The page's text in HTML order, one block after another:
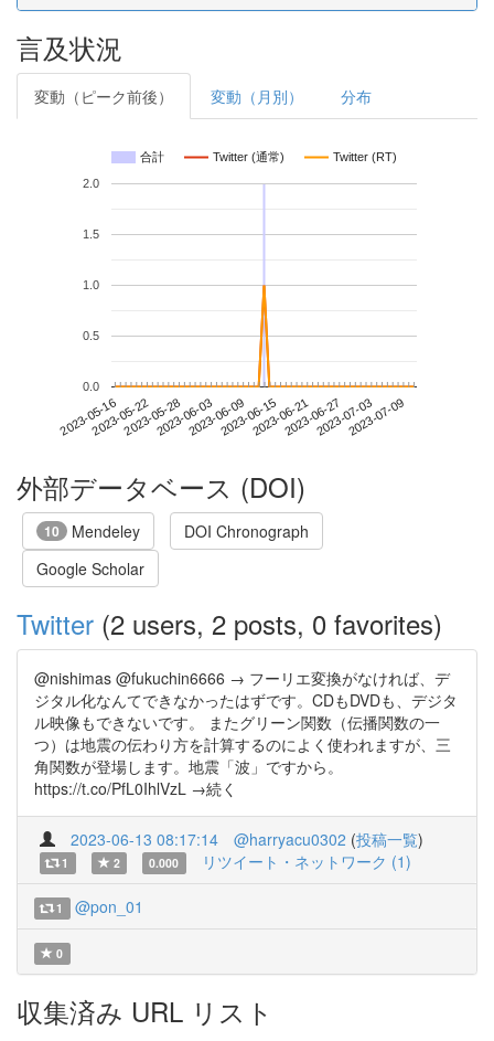
言及状況
変動（ピーク前後） 変動（月別） 分布
合計 Twitter (通常) Twitter (RT)
2023-05-162023-05-222023-05-282023-06-032023-06-092023-06-152023-06-212023-06-272023-07-032023-07-09
0.0
0.5
1.0
1.5
2.0
外部データベース (DOI)
10 Mendeley
DOI Chronograph
Google Scholar
Twitter (2 users, 2 posts, 0 favorites)
@nishimas @fukuchin6666 → フーリエ変換がなければ、デ
ジタル化なんてできなかったはずです。CDもDVDも、デジタ
ル映像もできないです。 またグリーン関数（伝播関数の一
つ）は地震の伝わり方を計算するのによく使われますが、三
角関数が登場します。地震「波」ですから。
https://t.co/PfL0IhlVzL →続く
2023-06-13 08:17:14 @harryacu0302 (投稿一覧)
1 2 0.000 リツイート・ネットワーク (1)
1 @pon_01
0
収集済み URL リスト